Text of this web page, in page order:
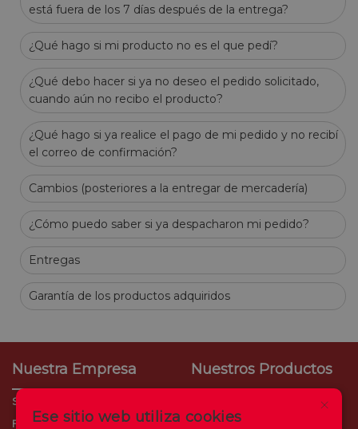
está fuera de los 7 días después de la entrega?
¿Qué hago si mi producto no es el que pedí?
¿Qué debo hacer si ya no deseo el pedido solicitado,
cuando aún no recibo el producto?
¿Qué hago si ya realice el pago de mi pedido y no recibí
el correo de confirmación?
Cambios (posteriores a la entregar de mercadería)
¿Cómo puedo saber si ya despacharon mi pedido?
Entregas
Garantía de los productos adquiridos
Nuestra Empresa
Sobre Nosotros
Filiales
Nuestros Productos
Consumo Empresarial
×
Ese sitio web utiliza cookies